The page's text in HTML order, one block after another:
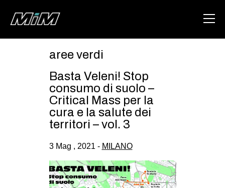
ABOUT
AREA
DEGENERAZIONE
GAZA FREESTYLE
CSOA LAMBRETTA
MSM
aree verdi
Basta Veleni! Stop
consumo di suolo –
Critical Mass per la
cura e la salute dei
territori – vol. 3
3 Mag , 2021 - MILANO